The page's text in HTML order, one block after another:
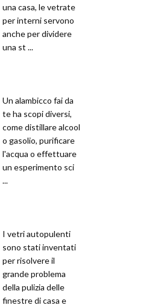
una casa, le vetrate
per interni servono
anche per dividere
una st ...
Un alambicco fai da
te ha scopi diversi,
come distillare alcool
o gasolio, purificare
l'acqua o effettuare
un esperimento sci
...
I vetri autopulenti
sono stati inventati
per risolvere il
grande problema
della pulizia delle
finestre di casa e